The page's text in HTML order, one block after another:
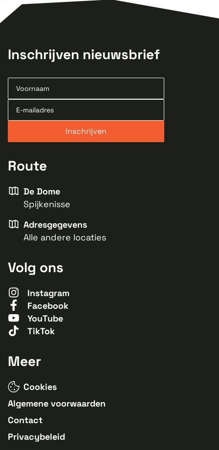
Inschrijven nieuwsbrief
Route
De Dome
Spijkenisse
Adresgegevens
Alle andere locaties
Volg ons
Instagram
Facebook
YouTube
TikTok
Meer
Cookies
Algemene voorwaarden
Contact
Privacybeleid